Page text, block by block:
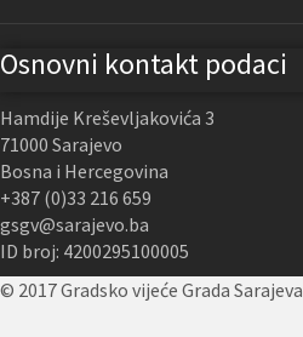
Osnovni kontakt podaci
Hamdije Kreševljakovića 3
71000 Sarajevo
Bosna i Hercegovina
+387 (0)33 216 659
gsgv@sarajevo.ba
ID broj: 4200295100005
© 2017 Gradsko vijeće Grada Sarajeva